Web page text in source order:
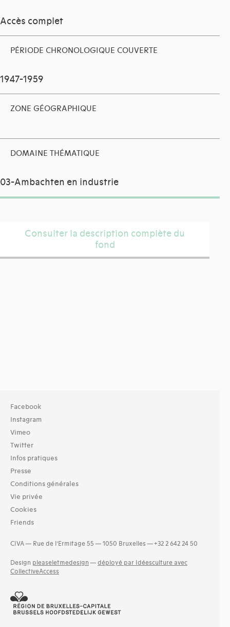
Accès complet
PÉRIODE CHRONOLOGIQUE COUVERTE
1947-1959
ZONE GÉOGRAPHIQUE
DOMAINE THÉMATIQUE
03-Ambachten en industrie
Consulter la description complète du
fond
Facebook
Instagram
Vimeo
Twitter
Infos pratiques
Presse
Conditions générales
Vie privée
Cookies
Friends
CIVA — Rue de l’Ermitage 55 — 1050 Bruxelles — +32 2 642 24 50
Design pleaseletmedesign — déployé par Idéesculture avec
CollectiveAccess